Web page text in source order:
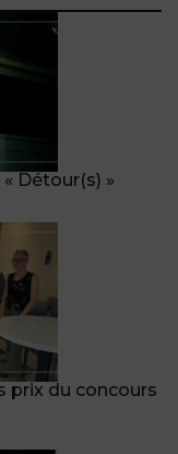
Détour(s) »
prix du concours